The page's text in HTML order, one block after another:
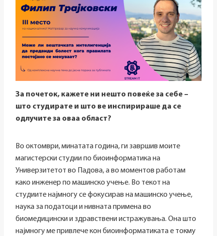
За почеток, кажете ни нешто повеќе за себе –
што студирате и што ве инспирираше да се
одлучите за оваа област?
Во октомври, минатата година, ги завршив моите
магистерски студии по биоинформатика на
Универзитетот во Падова, а во моментов работам
како инженер по машинско учење. Во текот на
студиите најмногу се фокусирав на машинско учење,
наука за податоци и нивната примена во
биомедицински и здравствени истражувања. Она што
најмногу ме привлече кон биоинформатиката е токму